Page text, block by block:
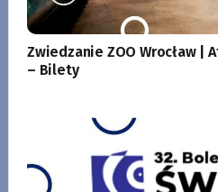
Zwiedzanie ZOO Wrocław |
– Bilety